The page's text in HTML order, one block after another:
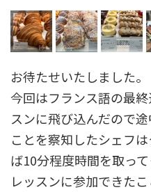
お待たせいたしました。
今回はフランス語の最
スンに飛び込んだので
ことを察知したシェフ
ば10分程度時間を取って
レッスンに参加できた